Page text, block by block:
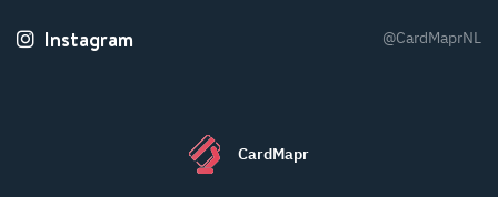
Instagram @CardMaprNL
CardMapr